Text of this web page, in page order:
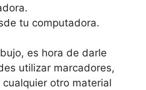
tu computadora.
es hora de darle
utilizar marcadores,
otro material